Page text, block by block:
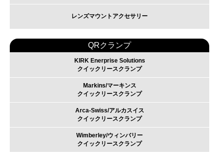
レンズマウントアクセサリー
QRクランプ
KIRK Enerprise Solutions
クイックリースクランプ
Markins/マーキンス
クイックリースクランプ
Arca-Swiss/アルカスイス
クイックリースクランプ
Wimberley/ウィンバリー
クイックリースクランプ